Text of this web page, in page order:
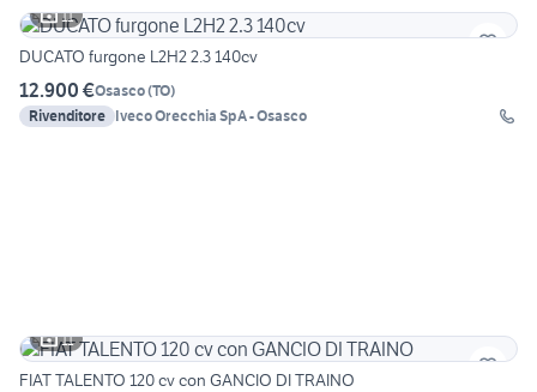
11
DUCATO furgone L2H2 2.3 140cv
12.900 €Osasco(TO)
Rivenditore Iveco Orecchia SpA - Osasco
11
FIAT TALENTO 120 cv con GANCIO DI TRAINO